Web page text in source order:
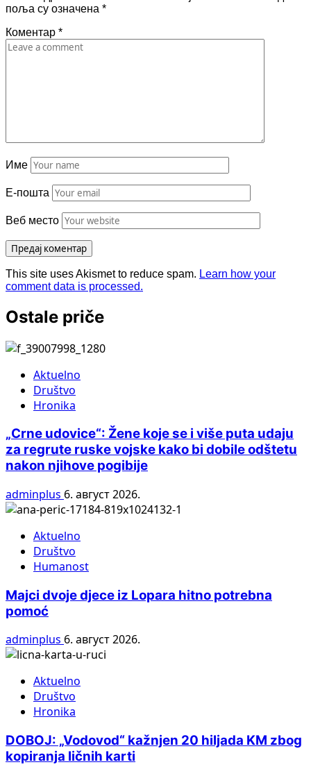
поља су означена *
Коментар *
Име
Е-пошта
Веб место
This site uses Akismet to reduce spam. Learn how your
comment data is processed.
Ostale priče
Aktuelno
Društvo
Hronika
„Crne udovice“: Žene koje se i više puta udaju
za regrute ruske vojske kako bi dobile odštetu
nakon njihove pogibije
adminplus 6. август 2026.
Aktuelno
Društvo
Humanost
Majci dvoje djece iz Lopara hitno potrebna
pomoć
adminplus 6. август 2026.
Aktuelno
Društvo
Hronika
DOBOJ: „Vodovod“ kažnjen 20 hiljada KM zbog
kopiranja ličnih karti